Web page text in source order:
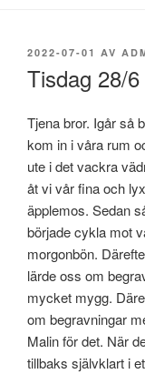
PUBLICERAT
2022-07-01 AV
Tisdag 28/6
Tjena bror. Igår så
kom in i våra rum
ute i det vackra
åt vi vår fina och
äpplemos. Sedan
började cykla mot
morgonbön.
lärde oss om
mycket mygg.
om begravningar
Malin för det. När
tillbaks självklart i